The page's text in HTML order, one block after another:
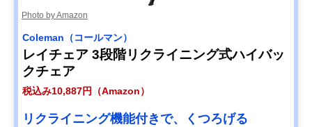
Photo by Amazon
Coleman（コールマン）
レイチェア 3段階リクライニング式ハイバッ
クチェア
税込み10,887円（Amazon）
リクライニング機能付きで、くつろげる